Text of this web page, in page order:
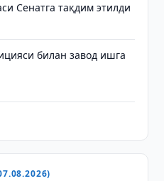
Сенатга тақдим этилди
билан завод ишга